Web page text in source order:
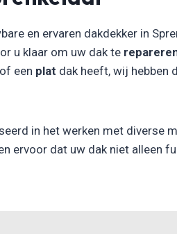
en ervaren dakdekker in
u klaar om uw dak te
een plat dak heeft, wij hebben
in het werken met diverse
ervoor dat uw dak niet alleen